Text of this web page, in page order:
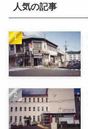
人気の記事